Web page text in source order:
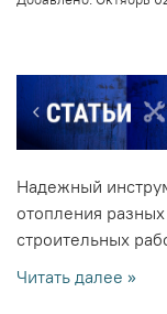
Надежный
отопления
строительных
Читать далее »